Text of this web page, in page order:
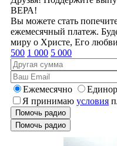
ВЕРА!
Вы можете стать
ежемесячный платеж.
миру о Христе, Его
500 1 000 5 000
Ежемесячно
Я принимаю условия
Помочь радио
Помочь радио